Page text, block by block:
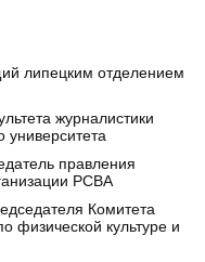
липецким отделением
журналистики
университета
правления
РСВА
Комитета
физической культуре и